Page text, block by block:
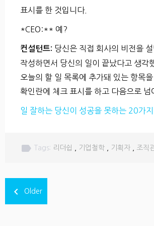
표시를 한 것입니다.
*CEO:** 예?
컨설턴트: 당신은 직접 회사의 비전을
작성하면서 당신의 일이 끝났다고 생각
오늘의 할 일 목록에 추가돼 있는 항목
확인란에 체크 표시를 하고 다음으로 넘
일 잘하는 당신이 성공을 못하는 20가
label Tags: 리더쉽 기업철학 기획자 조직
navigate_before Older